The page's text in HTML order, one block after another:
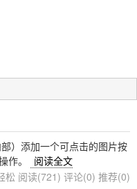
）添加一个可点击的图片按
作。
阅读全文
松 阅读(721) 评论(0) 推荐(0)